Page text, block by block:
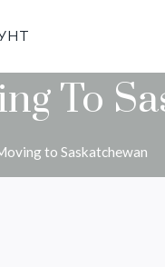
To
to Saskatchewan